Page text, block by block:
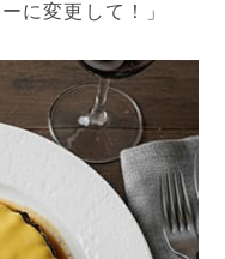
に変更して！」